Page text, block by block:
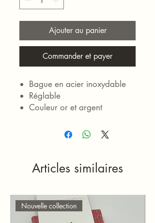
Ajouter au panier
Commander et payer
Bague en acier inoxydable
Réglable
Couleur or et argent
Articles similaires
Nouvelle collection